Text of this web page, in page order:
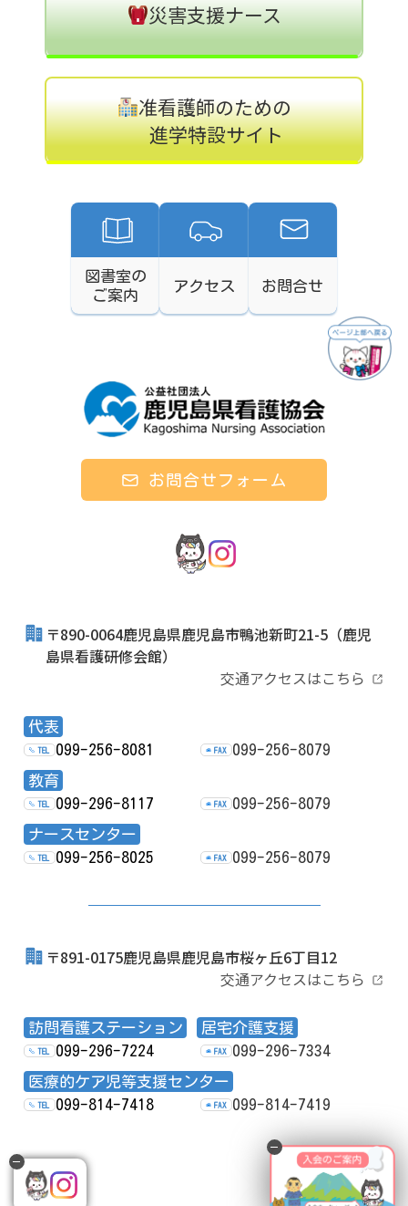
災害支援ナース
准看護師のための
進学特設サイト
図書室の
ご案内
アクセス お問合せ
お問合せフォーム
〒890-0064鹿児島県鹿児島市鴨池新町21-5 （鹿児
島県看護研修会館）
交通アクセスはこちら
代表
TEL 099-256-8081 FAX
099-256-8079
教育
TEL 099-296-8117 FAX
099-256-8079
ナースセンター
TEL 099-256-8025 FAX 099-256-8079
〒891-0175鹿児島県鹿児島市桜ヶ丘6丁目12
交通アクセスはこちら
訪問看護ステーション 居宅介護支援
TEL 099-296-7224 FAX
099-296-7334
医療的ケア児等支援センター
TEL 099-814-7418 FAX 099-814-7419